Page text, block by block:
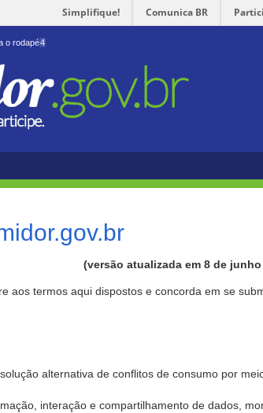
Simplifique! Comunica BR
o rodapé4
(versão atualizada em 8 de junho
aos termos aqui dispostos e concorda em se
alternativa de conflitos de consumo por
interação e compartilhamento de dados,